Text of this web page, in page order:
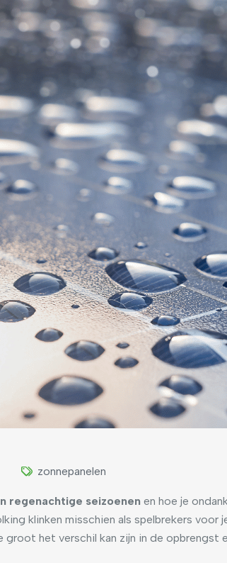
zonnepanelen
regenachtige seizoenen en hoe je
klinken misschien als spelbrekers
groot het verschil kan zijn in de